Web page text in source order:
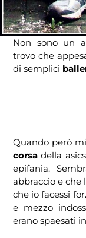
Non sono un
trovo che
di semplici
Quando però
corsa della
epifania.
abbraccio e che
che io facessi
e mezzo
erano spaesati